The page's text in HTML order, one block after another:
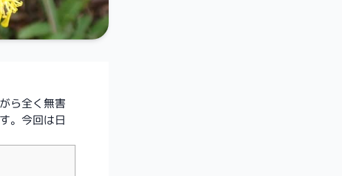
ら全く無害
。今回は日